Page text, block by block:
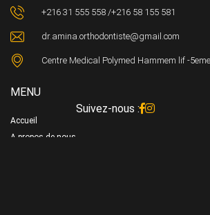
+216 31 555 558 /+216 58 155 581
dr.amina.orthodontiste@gmail.com
Centre Medical Polymed Hammem lif -
MENU
Accueil
A propos de nous
Suivez-nous :